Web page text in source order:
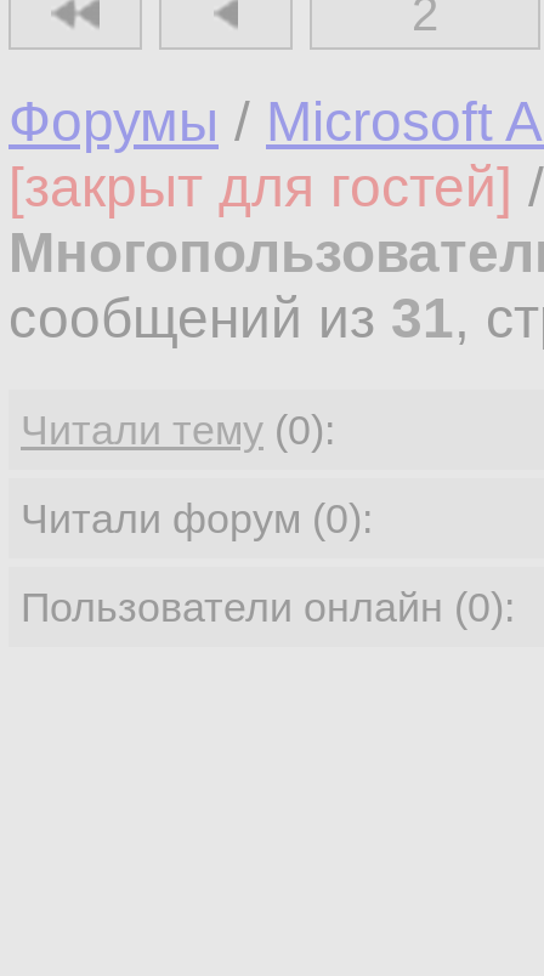
2
Форумы / Microsoft
[закрыт для гостей]
сообщений из 31,
Читали тему (0):
Читали форум (0):
Пользователи онлайн (0):